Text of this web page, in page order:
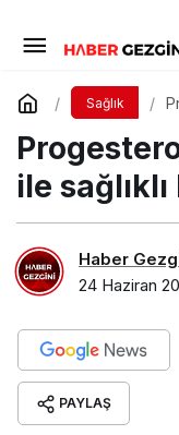
Sağlık
ile
Haber
24 Haziran
PAYLAŞ